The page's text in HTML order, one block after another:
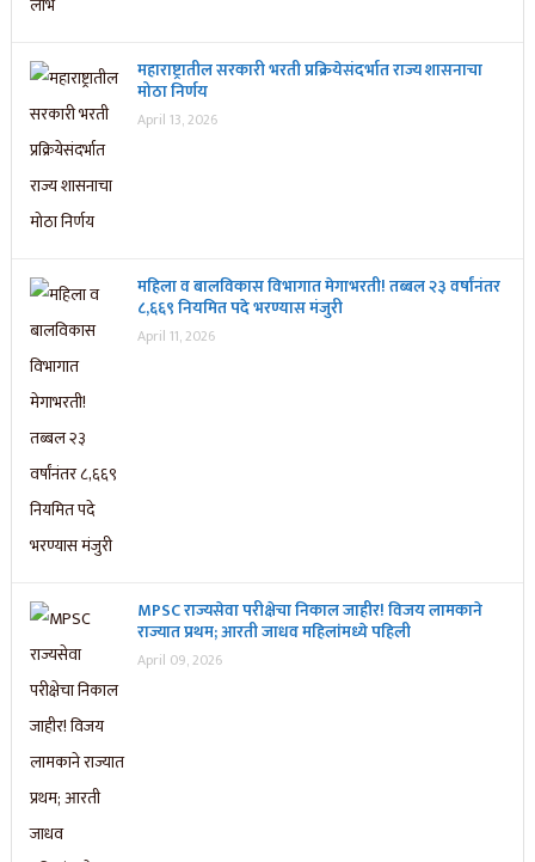
महाराष्ट्रातील सरकारी भरती प्रक्रियेसंदर्भात राज्य शासनाचा
मोठा निर्णय
April 13, 2026
महिला व बालविकास विभागात मेगाभरती! तब्बल २३ वर्षांनंतर
८,६६९ नियमित पदे भरण्यास मंजुरी
April 11, 2026
MPSC राज्यसेवा परीक्षेचा निकाल जाहीर! विजय लामकाने
राज्यात प्रथम; आरती जाधव महिलांमध्ये पहिली
April 09, 2026